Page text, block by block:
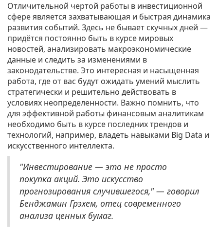
Отличительной чертой работы в инвестиционной
сфере является захватывающая и быстрая динамика
развития событий. Здесь не бывает скучных дней —
придётся постоянно быть в курсе мировых
новостей, анализировать макроэкономические
данные и следить за изменениями в
законодательстве. Это интересная и насыщенная
работа, где от вас будут ожидать умений мыслить
стратегически и решительно действовать в
условиях неопределенности. Важно помнить, что
для эффективной работы финансовым аналитикам
необходимо быть в курсе последних трендов и
технологий, например, владеть навыками Big Data и
искусственного интеллекта.
"Инвестирование — это не просто
покупка акций. Это искусство
прогнозирования случившегося," — говорил
Бенджамин Грэхем, отец современного
анализа ценных бумаг.